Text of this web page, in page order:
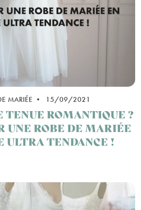
DE MARIÉE • 15/09/2021
TENUE ROMANTIQUE ?
UNE ROBE DE MARIÉE
ULTRA TENDANCE !